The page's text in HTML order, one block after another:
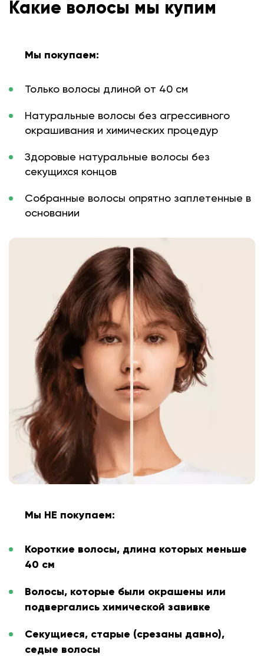
Какие волосы мы купим
Мы покупаем:
Только волосы длиной от 40 см
Натуральные волосы без агрессивного
окрашивания и химических процедур
Здоровые натуральные волосы без
секущихся концов
Собранные волосы опрятно заплетенные в
основании
Мы НЕ покупаем:
Короткие волосы, длина которых меньше
40 см
Волосы, которые были окрашены или
подвергались химической завивке
Секущиеся, старые (срезаны давно),
седые волосы